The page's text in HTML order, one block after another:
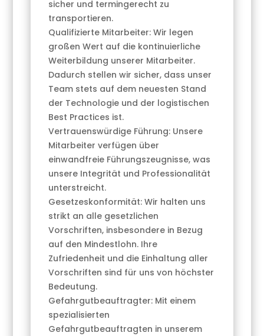
sicher und termingerecht zu
transportieren.
Qualifizierte Mitarbeiter: Wir legen
großen Wert auf die kontinuierliche
Weiterbildung unserer Mitarbeiter.
Dadurch stellen wir sicher, dass unser
Team stets auf dem neuesten Stand
der Technologie und der logistischen
Best Practices ist.
Vertrauenswürdige Führung: Unsere
Mitarbeiter verfügen über
einwandfreie Führungszeugnisse, was
unsere Integrität und Professionalität
unterstreicht.
Gesetzeskonformität: Wir halten uns
strikt an alle gesetzlichen
Vorschriften, insbesondere in Bezug
auf den Mindestlohn. Ihre
Zufriedenheit und die Einhaltung aller
Vorschriften sind für uns von höchster
Bedeutung.
Gefahrgutbeauftragter: Mit einem
spezialisierten
Gefahrgutbeauftragten in unserem